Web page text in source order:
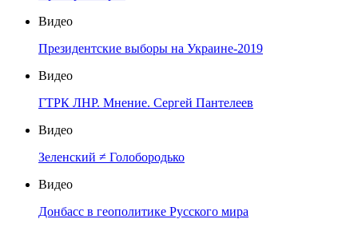
Видео
Президентские выборы на Украине-2019
Видео
ГТРК ЛНР. Мнение. Сергей Пантелеев
Видео
Зеленский ≠ Голобородько
Видео
Донбасс в геополитике Русского мира